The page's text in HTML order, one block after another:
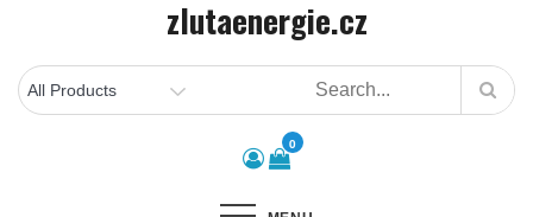
content
zlutaenergie.cz
0